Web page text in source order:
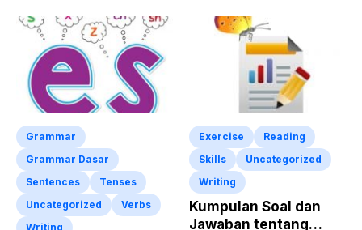
Grammar
Grammar Dasar
Sentences
Tenses
Uncategorized
Verbs
Writing
Exercise
Reading
Skills
Uncategorized
Writing
Kumpulan Soal dan
Jawaban tentang